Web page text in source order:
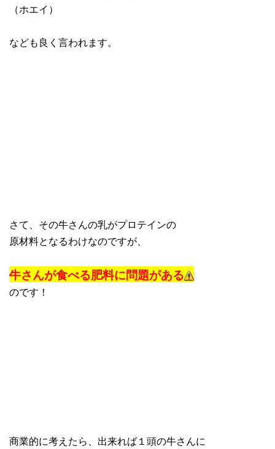
（ホエイ）
なども良く言われます。
さて、その牛さんの乳がプロテインの
原材料となるわけなのですが、
牛さんが食べる肥料に問題がある
のです！
商業的に考えたら、出来れば１頭の牛さんに